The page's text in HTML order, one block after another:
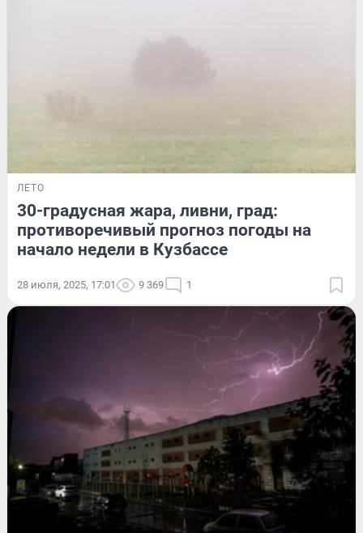
ЛЕТО
30-градусная жара, ливни, град:
противоречивый прогноз погоды на
начало недели в Кузбассе
28 июля, 2025, 17:01 9 369 1